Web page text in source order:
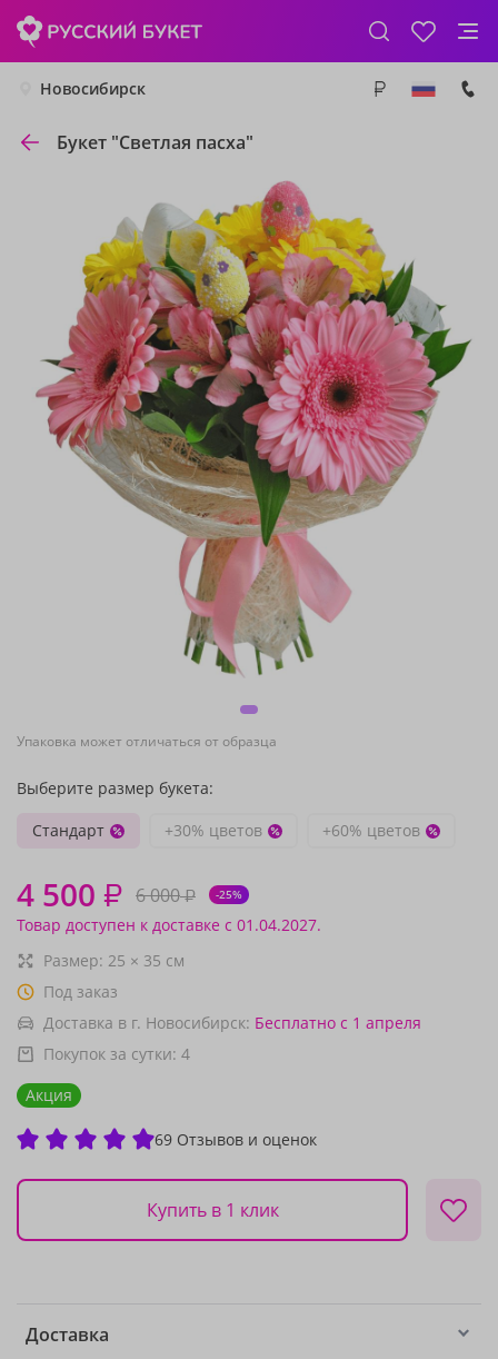
Новосибирск
Букет "Светлая пасха"
Упаковка может отличаться от образца
Выберите размер букета:
Стандарт
+30% цветов +60% цветов
4 500 ₽ 6 000₽ -25%
Товар доступен к доставке с 01.04.2027.
Размер: 25 × 35 см
Под заказ
Доставка в г. Новосибирск: Бесплатно с 1 апреля
Покупок за сутки: 4
Акция
69 Отзывов и оценок
Купить в 1 клик
Доставка